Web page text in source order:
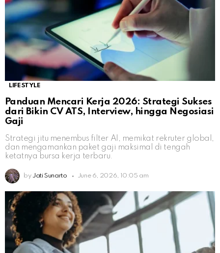
LIFESTYLE
Panduan Mencari Kerja 2026: Strategi Sukses
dari Bikin CV ATS, Interview, hingga Negosiasi
Gaji
Strategi jitu menembus filter AI, memikat rekruter global,
dan mengamankan paket gaji maksimal di tengah
ketatnya bursa kerja terbaru.
by Jati Sunarto June 6, 2026, 10:05 am